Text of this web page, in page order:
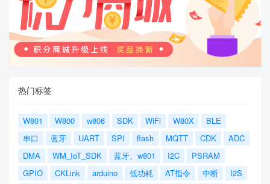
热门标签
W801 W800 w806 SDK WiFi W80X
BLE
串口
蓝牙 UART SPI flash MQTT CDK
ADC
DMA
WM_IoT_SDK 蓝牙、w801 I2C
PSRAM
GPIO
CKLink arduino 低功耗 AT指令 中断
I2S